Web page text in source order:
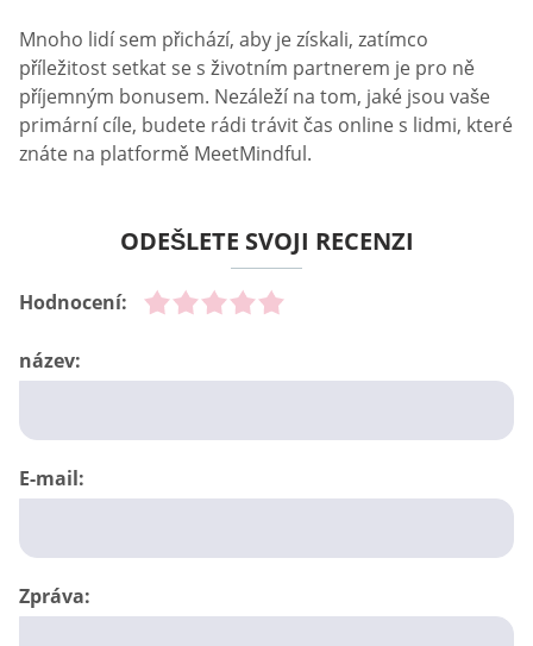
Mnoho lidí sem přichází, aby je získali, zatímco
příležitost setkat se s životním partnerem je pro ně
příjemným bonusem. Nezáleží na tom, jaké jsou vaše
primární cíle, budete rádi trávit čas online s lidmi, které
znáte na platformě MeetMindful.
ODEŠLETE SVOJI RECENZI
Hodnocení:
název:
E-mail:
Zpráva: